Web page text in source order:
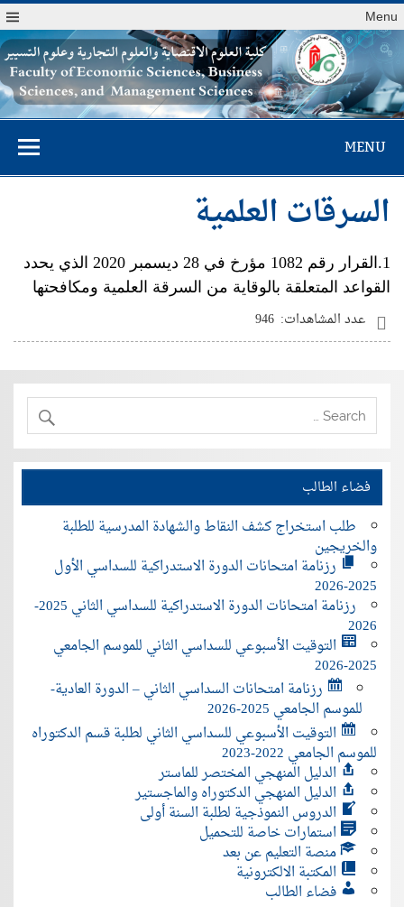
Menu
كلية العلوم
الاقتصادية والعلوم
التجارية وعلوم
MENU
السرقات العلمية
1. القرار رقم 1082 مؤرخ في28 ديسمبر2020 الذي يحدد
القواعد المتعلقة بالوقاية من السرقة العلمية ومكافحتها
عدد المشاهدات: 946
فضاء الطالب
طلب استخراج كشف النقاط والشهادة المدرسية للطلبة
والخريجين
رزنامة امتحانات الدورة الاستدراكية للسداسي الأول
2025-2026
رزنامة امتحانات الدورة الاستدراكية للسداسي الثاني 2025-
2026
التوقيت الأسبوعي للسداسي الثاني للموسم الجامعي
2025-2026
رزنامة امتحانات السداسي الثاني – الدورة العادية-
للموسم الجامعي 2025-2026
التوقيت الأسبوعي للسداسي الثاني لطلبة قسم الدكتوراه
للموسم الجامعي 2022-2023
الدليل المنهجي المختصر للماستر
الدليل المنهجي الدكتوراه والماجستير
الدروس النموذجية لطلبة السنة أولى
استمارات خاصة للتحميل
منصة التعليم عن بعد
المكتبة الالكترونية
فضاء الطالب